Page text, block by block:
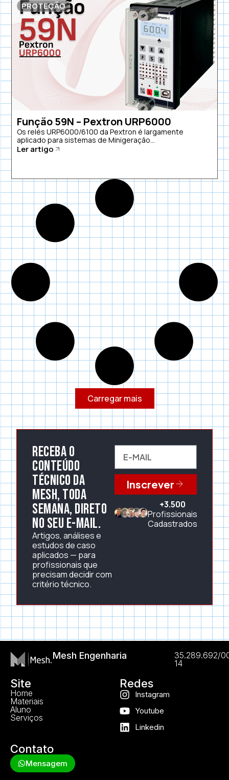
PROTEÇÃO
Função 59N – Pextron URP6000
Os relés URP6000/6100 da Pextron é largamente
aplicado para sistemas de Minigeração...
Ler artigo
Carregar mais
Receba o
conteúdo
técnico da
Mesh, toda
semana, direto
no seu e-mail.
Artigos, análises e
estudos de caso
aplicados — para
profissionais que
precisam decidir com
critério técnico.
Inscrever
+3.500
Profissionais
Cadastrados
Mesh Engenharia
35.289.692/
14
Site
Home
Materiais
Aluno
Serviços
Redes
Instagram
Youtube
Linkedin
Contato
Mensagem